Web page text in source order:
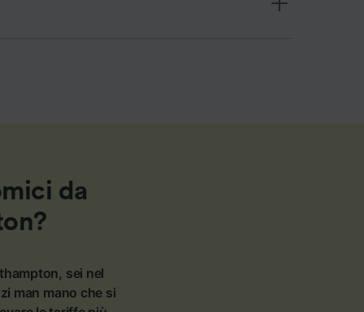
da
sei nel
man mano che si